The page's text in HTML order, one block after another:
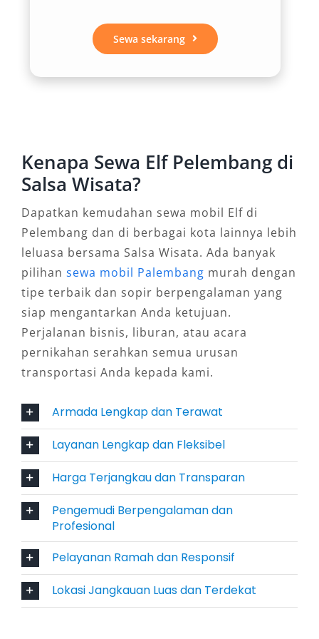
Variasi ini sangat memudahkan pelanggan
memilih jenis layanan yang sesuai dengan
agenda perjalanan mereka tanpa harus terikat
Anggaran
Dibandingkan menyewa beberapa unit mobil
kecil, menggunakan rental Elf Palembang jelas
lebih hemat. Harga sewa yang kompetitif,
ditambah efisiensi konsumsi bahan bakar serta
pengurangan biaya operasional lain seperti tol
dan parkir, membuat kendaraan ini sangat
cocok untuk perjalanan wisata maupun
kegiatan instansi atau perusahaan yang
melibatkan banyak peserta.
Terawat
Salah satu keunggulan penyedia sewa mobil Elf
Palembang berkualitas adalah armada yang
selalu dalam kondisi prima dan terawat.
Fasilitas AC, kursi ergonomis, serta ruang
kabin luas memastikan kenyamanan selama
perjalanan, termasuk dalam rute panjang ke
luar kota atau destinasi wisata di sekitar
Sumatera Selatan.
Sewa sekarang
Kenapa Sewa Elf Pelembang di
Salsa Wisata?
Dapatkan kemudahan sewa mobil Elf di
Pelembang dan di berbagai kota lainnya lebih
leluasa bersama Salsa Wisata. Ada banyak
pilihan sewa mobil Palembang murah dengan
tipe terbaik dan sopir berpengalaman yang
siap mengantarkan Anda ketujuan.
Perjalanan bisnis, liburan, atau acara
pernikahan serahkan semua urusan
transportasi Anda kepada kami.
Armada Lengkap dan Terawat
Layanan Lengkap dan Fleksibel
Harga Terjangkau dan Transparan
Pengemudi Berpengalaman dan
Profesional
Pelayanan Ramah dan Responsif
Lokasi Jangkauan Luas dan Terdekat